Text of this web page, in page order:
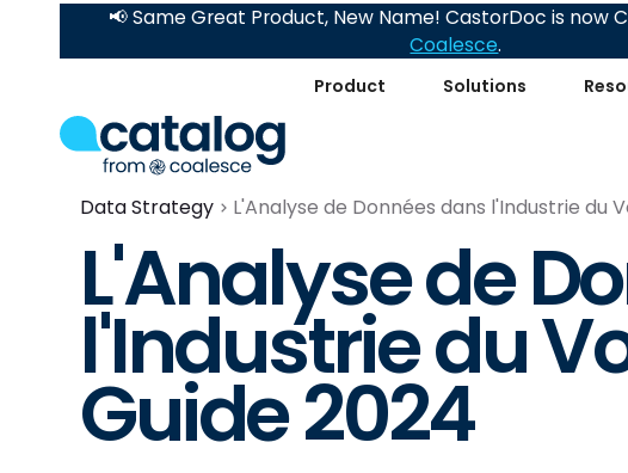
Product Solutions
📢 Same Great Product, New Name! CastorDoc is now
Coalesce.
Data Strategy L'Analyse de Données dans l'Industrie du
L'Analyse de
l'Industrie du
Guide 2024